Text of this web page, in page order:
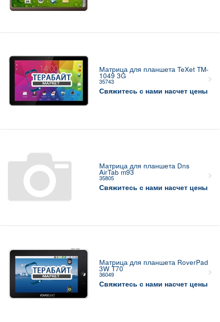
Матрица для планшета TeXet TM-
1049 3G
35743
Свяжитесь с нами насчет цены
Матрица для планшета Dns
AirTab m93
35805
Свяжитесь с нами насчет цены
Матрица для планшета RoverPad
3W T70
36049
Свяжитесь с нами насчет цены